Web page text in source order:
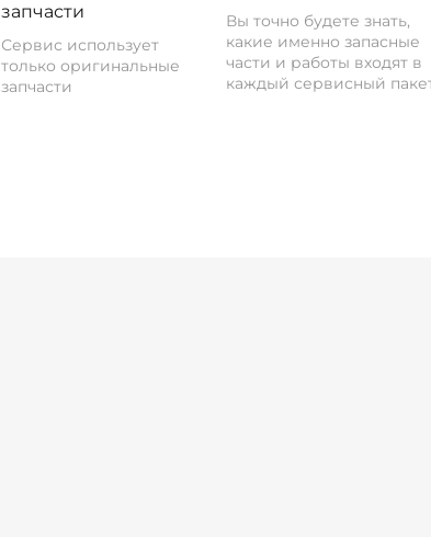
запчасти
Сервис использует
только оригинальные
запчасти
Вы точно будете знать,
какие именно запасные
части и работы входят в
каждый сервисный